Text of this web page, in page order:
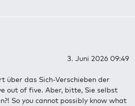
3. Juni 2026 09:49
über das Sich-Verschieben der
out of five. Aber, bitte, Sie selbst
So you cannot possibly know what